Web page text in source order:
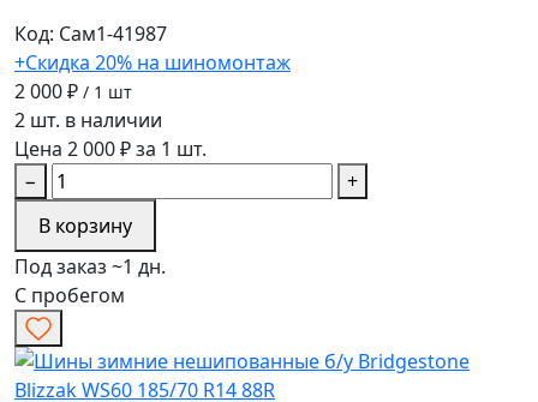
Код: Сам1-41987
+Скидка 20% на шиномонтаж
2 000 ₽ / 1 шт
2 шт. в наличии
Цена 2 000 ₽ за 1 шт.
−
+
В корзину
Под заказ ~1 дн.
С пробегом